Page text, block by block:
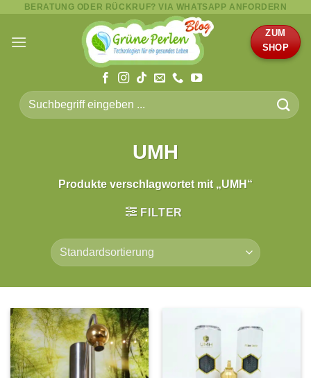
springen
BERATUNG ODER RÜCKRUF? VIA WHATSAPP ANFORDERN
ZUM
SHOP
Suche
nach:
UMH
Produkte verschlagwortet mit „UMH“
FILTER